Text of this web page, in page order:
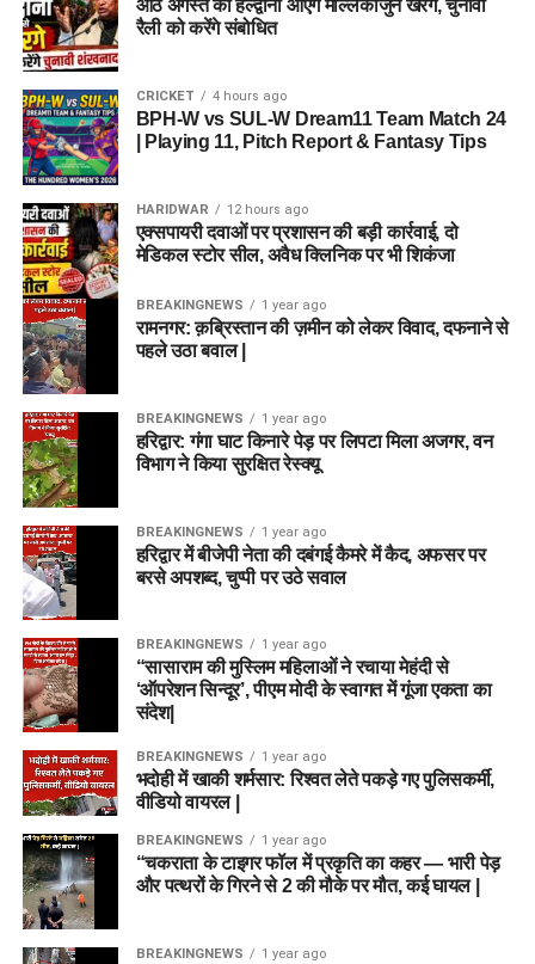
आठ अगस्त को हल्द्वानी आएंगे मल्लिकार्जुन खरगे, चुनावी
रैली को करेंगे संबोधित
CRICKET 4 hours ago
BPH-W vs SUL-W Dream11 Team Match 24
| Playing 11, Pitch Report & Fantasy Tips
HARIDWAR 12 hours ago
एक्सपायरी दवाओं पर प्रशासन की बड़ी कार्रवाई, दो
मेडिकल स्टोर सील, अवैध क्लिनिक पर भी शिकंजा
BREAKINGNEWS 1 year ago
रामनगर: क़ब्रिस्तान की ज़मीन को लेकर विवाद, दफनाने से
पहले उठा बवाल |
BREAKINGNEWS 1 year ago
हरिद्वार: गंगा घाट किनारे पेड़ पर लिपटा मिला अजगर, वन
विभाग ने किया सुरक्षित रेस्क्यू
BREAKINGNEWS 1 year ago
हरिद्वार में बीजेपी नेता की दबंगई कैमरे में कैद, अफसर पर
बरसे अपशब्द, चुप्पी पर उठे सवाल
BREAKINGNEWS 1 year ago
“सासाराम की मुस्लिम महिलाओं ने रचाया मेहंदी से
‘ऑपरेशन सिन्दूर’, पीएम मोदी के स्वागत में गूंजा एकता का
संदेश|
BREAKINGNEWS 1 year ago
भदोही में खाकी शर्मसार: रिश्वत लेते पकड़े गए पुलिसकर्मी,
वीडियो वायरल |
BREAKINGNEWS 1 year ago
“चकराता के टाइगर फॉल में प्रकृति का कहर — भारी पेड़
और पत्थरों के गिरने से 2 की मौके पर मौत, कई घायल |
BREAKINGNEWS 1 year ago